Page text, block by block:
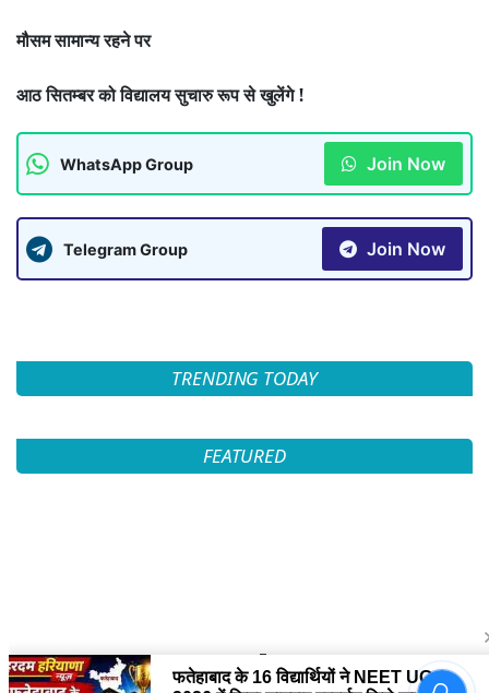
मौसम सामान्य रहने पर
आठ सितम्बर को विद्यालय सुचारु रूप से खुलेंगे !
WhatsApp Group Join Now
Telegram Group Join Now
TRENDING TODAY
FEATURED